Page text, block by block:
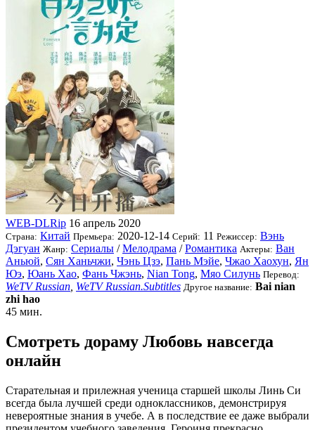
WEB-DLRip 16 апрель 2020
Страна: Китай Премьера: 2020-12-14 Серий: 11 Режиссер: Вэнь
Дэгуан Жанр: Сериалы /Мелодрама /Романтика Актеры: Ван
Аньюй, Сян Ханьчжи, Чэнь Цзэ, Пань Мэйе, Чжао Хаохун, Ян
Юэ, Юань Хао, Фань Чжэнь, Nian Tong, Мяо Силунь Перевод:
WeTV Russian WeTV Russian.Subtitles Другое название: Bai nian
zhi hao
45 мин.
Смотреть дораму Любовь навсегда
онлайн
Старательная и прилежная ученица старшей школы Линь Си
всегда была лучшей среди одноклассников, демонстрируя
невероятные знания в учебе. А в последствие ее даже выбрали